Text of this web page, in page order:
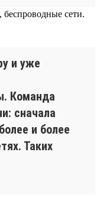
беспроводные сети.
и уже
Команда
сначала
и более
Таких